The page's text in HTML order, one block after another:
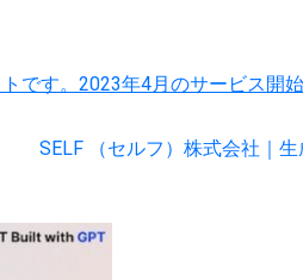
です。2023年4月のサービス開
SELF （セルフ）株式会社｜